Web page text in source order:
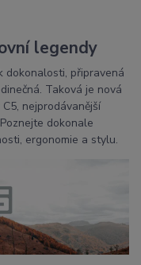
legendy
dokonalosti, připravená
Taková je nová
nejprodávanější
dokonale
ergonomie a stylu.